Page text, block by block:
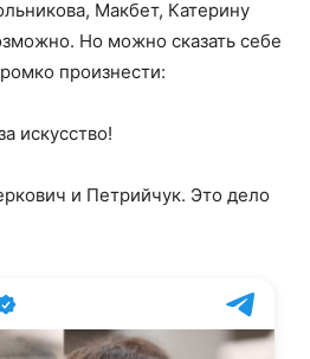
Макбет, Катерину
Но можно сказать себе
произнести:
искусство!
и Петрийчук. Это дело